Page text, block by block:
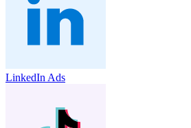
LinkedIn Ads